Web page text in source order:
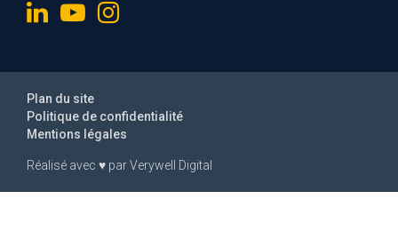
Réalisé avec ♥ parVerywell Digital
Mentions légales
Politique de confidentialité
Plan du site